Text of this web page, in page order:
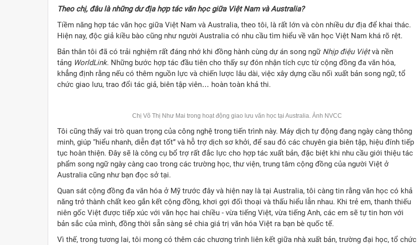
Theo chị, đâu là những dư địa hợp tác văn học giữa Việt Nam và Australia?
Tiềm năng hợp tác văn học giữa Việt Nam và Australia, theo tôi, là rất lớn và còn nhiều dư địa để khai thác.
Hiện nay, độc giả kiều bào cũng như người Australia có nhu cầu tìm hiểu về văn học Việt Nam khá rõ rệt.
Bản thân tôi đã có trải nghiệm rất đáng nhớ khi đồng hành cùng dự án song ngữ Nhịp điệu Việtvà nền
tảng WorldLink. Những bước hợp tác đầu tiên cho thấy sự đón nhận tích cực từ cộng đồng đa văn hóa,
khẳng định rằng nếu có thêm nguồn lực và chiến lược lâu dài, việc xây dựng cầu nối xuất bản song ngữ, tổ
chức giao lưu, trao đổi tác giả, biên tập viên… hoàn toàn khả thi.
Chị Võ Thị Như Mai trong hoạt động giao lưu văn học tại Australia. Ảnh NVCC
Tôi cũng thấy vai trò quan trọng của công nghệ trong tiến trình này. Máy dịch tự động đang ngày càng thông
minh, giúp “hiểu nhanh, diễn đạt tốt” và hỗ trợ dịch sơ khởi, để sau đó các chuyên gia biên tập, hiệu đính tiếp
tục hoàn thiện. Đây sẽ là công cụ bổ trợ rất đắc lực cho hợp tác xuất bản, đặc biệt khi nhu cầu giới thiệu tác
phẩm song ngữ ngày càng cao trong các trường học, thư viện, trung tâm cộng đồng của người Việt ở
Australia cũng như bạn đọc sở tại.
Quan sát cộng đồng đa văn hóa ở Mỹ trước đây và hiện nay là tại Australia, tôi càng tin rằng văn học có khả
năng trở thành chất keo gắn kết cộng đồng, khơi gợi đối thoại và thấu hiểu lẫn nhau. Khi trẻ em, thanh thiếu
niên gốc Việt được tiếp xúc với văn học hai chiều - vừa tiếng Việt, vừa tiếng Anh, các em sẽ tự tin hơn với
bản sắc của mình, đồng thời sẵn sàng sẻ chia giá trị văn hóa Việt ra bạn bè quốc tế.
Vì thế, trong tương lai, tôi mong có thêm các chương trình liên kết giữa nhà xuất bản, trường đại học, tổ chức